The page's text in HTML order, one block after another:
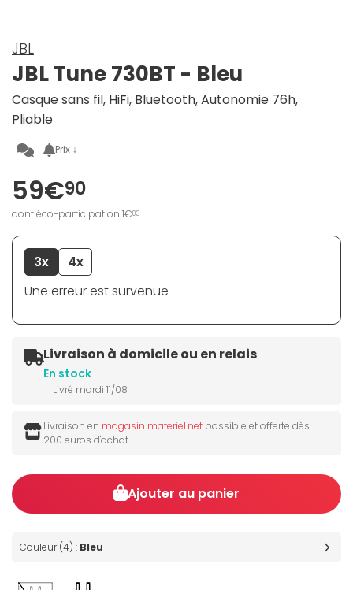
JBL
JBL Tune 730BT - Bleu
Casque sans fil, HiFi, Bluetooth, Autonomie 76h,
Pliable
Prix ↓
59€90
dont éco-participation 1€03
3x
4x
Une erreur est survenue
Livraison à domicile ou en relais
En stock
Livré mardi 11/08
Livraison en magasin materiel.net possible et offerte dès
200 euros d'achat !
Ajouter au panier
Couleur (4) : Bleu